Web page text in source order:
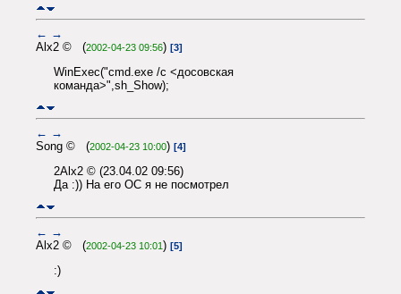
← →
Alx2 © (2002-04-23 09:56) [3]
WinExec("cmd.exe /c <досовская
команда>",sh_Show);
← →
Song © (2002-04-23 10:00) [4]
2Alx2 © (23.04.02 09:56)
Да :)) На его ОС я не посмотрел
← →
Alx2 © (2002-04-23 10:01) [5]
:)